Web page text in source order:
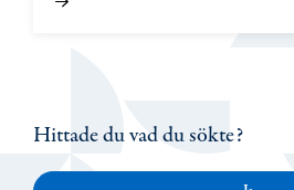
Hittade du vad du sökte?